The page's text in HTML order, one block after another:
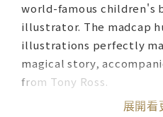
world-famous children's
illustrator. The madcap
illustrations perfectly
magical story,
from Tony Ross.
展開看